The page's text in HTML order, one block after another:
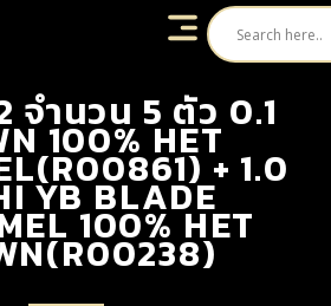
จำนวน 5 ตัว 0.1
100% HET
+ 1.0
YB BLADE
100% HET